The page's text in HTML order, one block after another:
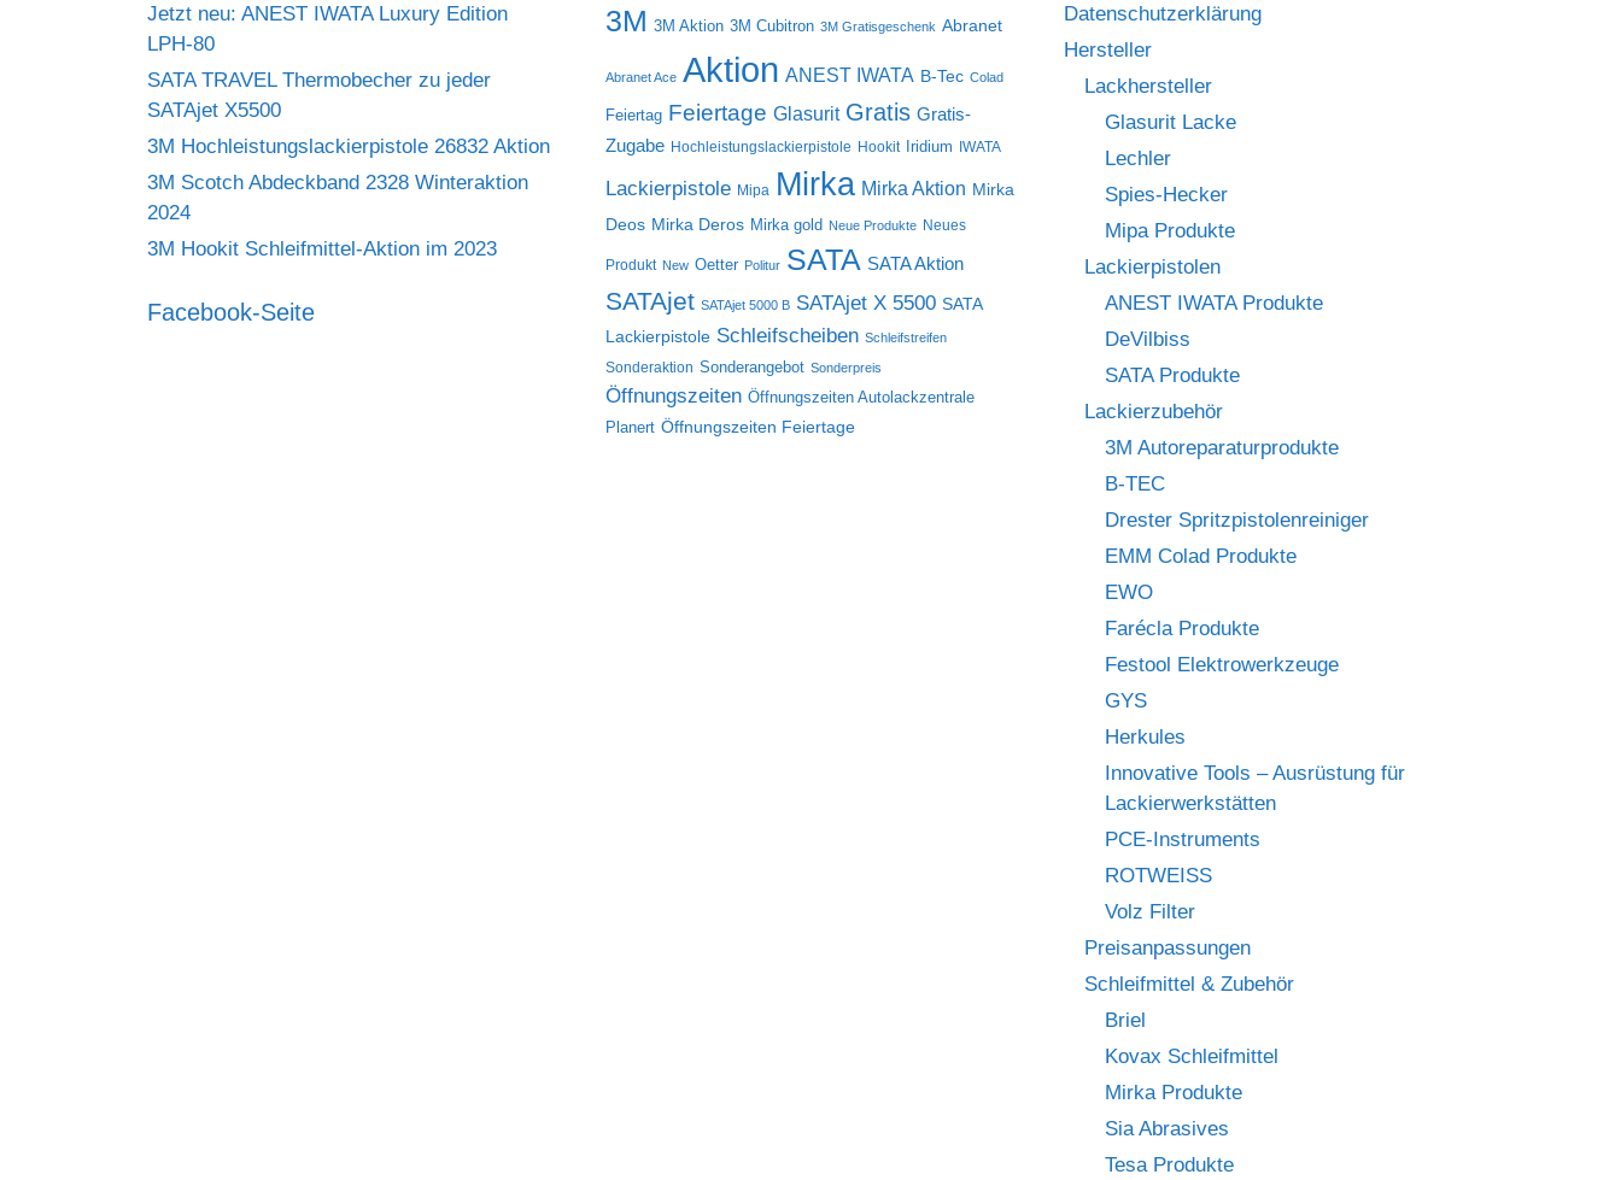
Jetzt neu: ANEST IWATA Luxury Edition
LPH-80
SATA TRAVEL Thermobecher zu jeder
SATAjet X5500
3M Hochleistungslackierpistole 26832 Aktion
3M Scotch Abdeckband 2328 Winteraktion
2024
3M Hookit Schleifmittel-Aktion im 2023
Facebook-Seite
3M 3M Aktion 3M Cubitron 3M Gratisgeschenk Abranet
Abranet Ace Aktion ANEST IWATA B-Tec Colad
Feiertag Feiertage Glasurit Gratis Gratis-
Zugabe Hochleistungslackierpistole Hookit Iridium IWATA
Lackierpistole Mipa Mirka Mirka Aktion Mirka
Deos Mirka Deros Mirka gold Neue Produkte Neues
Produkt New Oetter Politur SATA SATA Aktion
SATAjet SATAjet 5000 B SATAjet X 5500 SATA
Lackierpistole Schleifscheiben Schleifstreifen
Sonderaktion Sonderangebot Sonderpreis
Öffnungszeiten Öffnungszeiten Autolackzentrale
Planert Öffnungszeiten Feiertage
Datenschutzerklärung
Hersteller
Lackhersteller
Glasurit Lacke
Lechler
Spies-Hecker
Mipa Produkte
Lackierpistolen
ANEST IWATA Produkte
DeVilbiss
SATA Produkte
Lackierzubehör
3M Autoreparaturprodukte
B-TEC
Drester Spritzpistolenreiniger
EMM Colad Produkte
EWO
Farécla Produkte
Festool Elektrowerkzeuge
GYS
Herkules
Innovative Tools – Ausrüstung für
Lackierwerkstätten
PCE-Instruments
ROTWEISS
Volz Filter
Preisanpassungen
Schleifmittel & Zubehör
Briel
Kovax Schleifmittel
Mirka Produkte
Sia Abrasives
Tesa Produkte